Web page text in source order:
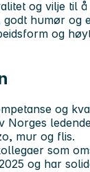
og vilje til
godt humør og
og
og
Norges
mur og flis.
som
og har